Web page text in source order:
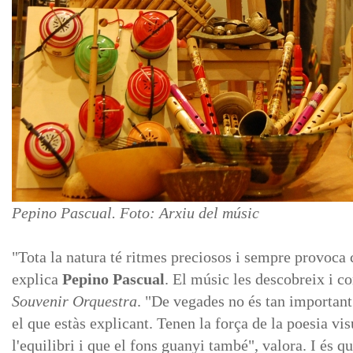
Pepino Pascual. Foto: Arxiu del músic
"Tota la natura té ritmes preciosos i sempre
explica Pepino Pascual. El músic les descobreix i
Souvenir Orquestra. "De vegades no és tan
el que estàs explicant. Tenen la força de la poesia
l'equilibri i que el fons guanyi també", valora. I és